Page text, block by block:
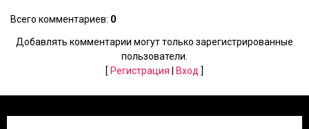
Всего комментариев: 0
Добавлять комментарии могут только зарегистрированные
пользователи.
[ Регистрация Вход ]